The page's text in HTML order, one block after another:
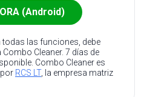
(Android)
las funciones, debe
Cleaner. 7 días de
Combo Cleaner es
RCS LT, la empresa matriz